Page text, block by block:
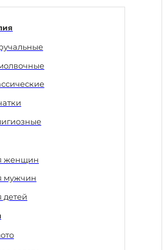
женщин
мужчин
детей